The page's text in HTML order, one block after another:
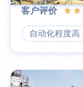
客户评价
自动化程度高